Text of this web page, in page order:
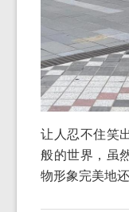
让人忍不住笑
般的世界，虽
物形象完美地